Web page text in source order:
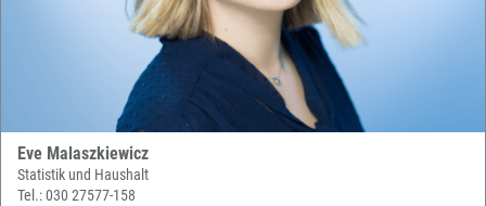
Eve Malaszkiewicz
Statistik und Haushalt
Tel.: 030 27577-158